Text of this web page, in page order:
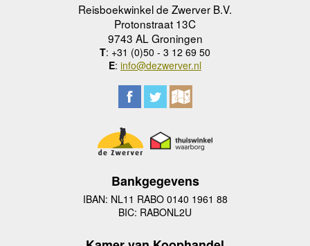
Reisboekwinkel de Zwerver B.V.
Protonstraat 13C
9743 AL Groningen
T: +31 (0)50 - 3 12 69 50
E: info@dezwerver.nl
Bankgegevens
IBAN: NL11 RABO 0140 1961 88
BIC: RABONL2U